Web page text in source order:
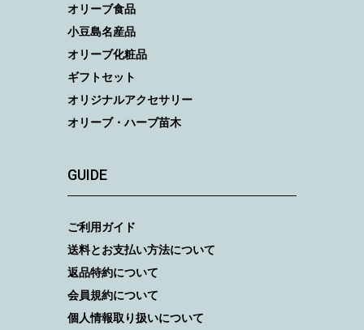
オリーブ食品
小豆島名産品
オリーブ化粧品
ギフトセット
オリジナルアクセサリー
オリーブ・ハーブ苗木
GUIDE
ご利用ガイド
送料とお支払い方法について
返品特約について
会員規約について
個人情報取り扱いについて